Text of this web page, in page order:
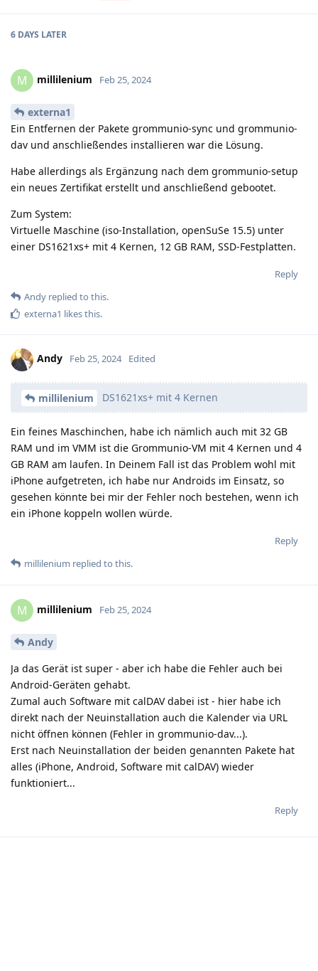
6 DAYS LATER
M millilenium Feb 25, 2024
externa1
Ein Entfernen der Pakete grommunio-sync und grommunio-
dav und anschließendes installieren war die Lösung.
Habe allerdings als Ergänzung nach dem grommunio-setup
ein neues Zertifikat erstellt und anschließend gebootet.
Zum System:
Virtuelle Maschine (iso-Installation, openSuSe 15.5) unter
einer DS1621xs+ mit 4 Kernen, 12 GB RAM, SSD-Festplatten.
Reply
Andy replied to this.
externa1 likes this.
Andy Feb 25, 2024 Edited
millilenium DS1621xs+ mit 4 Kernen
Ein feines Maschinchen, habe ich nämlich auch mit 32 GB
RAM und im VMM ist die Grommunio-VM mit 4 Kernen und 4
GB RAM am laufen. In Deinem Fall ist das Problem wohl mit
iPhone aufgetreten, ich habe nur Androids im Einsatz, so
gesehen könnte bei mir der Fehler noch bestehen, wenn ich
ein iPhone koppeln wollen würde.
Reply
millilenium replied to this.
M millilenium Feb 25, 2024
Andy
Ja das Gerät ist super - aber ich habe die Fehler auch bei
Android-Geräten gehabt.
Zumal auch Software mit calDAV dabei ist - hier habe ich
direkt nach der Neuinstallation auch die Kalender via URL
nicht öffnen können (Fehler in grommunio-dav...).
Erst nach Neuinstallation der beiden genannten Pakete hat
alles (iPhone, Android, Software mit calDAV) wieder
funktioniert...
Reply